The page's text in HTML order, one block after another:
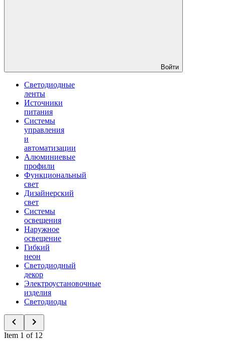
Войти
Светодиодные
ленты
Источники
питания
Системы
управления
и
автоматизации
Алюминиевые
профили
Функциональный
свет
Дизайнерский
свет
Системы
освещения
Наружное
освещение
Гибкий
неон
Светодиодный
декор
Электроустановочные
изделия
Светодиоды
Item 1 of 12